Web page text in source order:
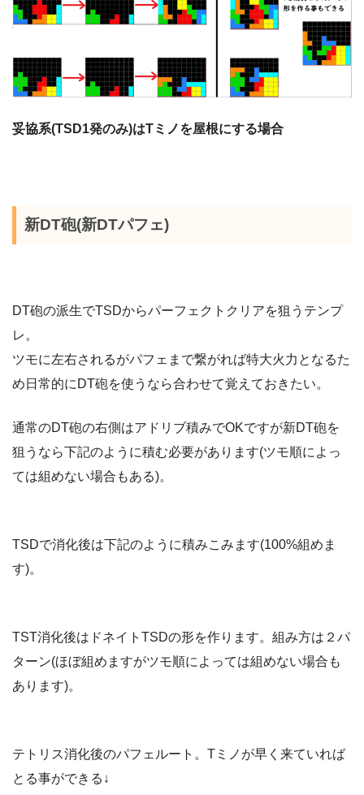
妥協系(TSD1発のみ)はTミノを屋根にする場合
新DT砲(新DTパフェ)
DT砲の派生でTSDからパーフェクトクリアを狙うテンプ
レ。
ツモに左右されるがパフェまで繋がれば特大火力となるた
め日常的にDT砲を使うなら合わせて覚えておきたい。
通常のDT砲の右側はアドリブ積みでOKですが新DT砲を
狙うなら下記のように積む必要があります(ツモ順によっ
ては組めない場合もある)。
TSDで消化後は下記のように積みこみます(100%組めま
す)。
TST消化後はドネイトTSDの形を作ります。組み方は２パ
ターン(ほぼ組めますがツモ順によっては組めない場合も
あります)。
テトリス消化後のパフェルート。Tミノが早く来ていれば
とる事ができる↓